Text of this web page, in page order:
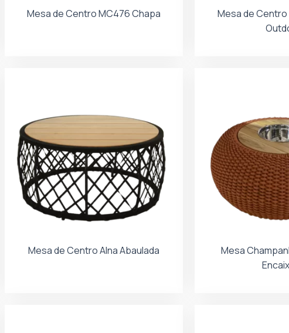
Mesa de Centro MC476 Chapa
Mesa de
Mesa de Centro Alna Abaulada
Mesa